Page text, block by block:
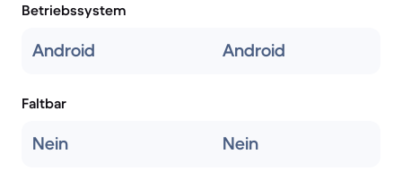
Betriebssystem
Android Android
Faltbar
Nein Nein